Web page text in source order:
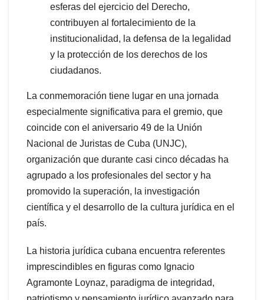
esferas del ejercicio del Derecho,
contribuyen al fortalecimiento de la
institucionalidad, la defensa de la legalidad
y la protección de los derechos de los
ciudadanos.
La conmemoración tiene lugar en una jornada
especialmente significativa para el gremio, que
coincide con el aniversario 49 de la Unión
Nacional de Juristas de Cuba (UNJC),
organización que durante casi cinco décadas ha
agrupado a los profesionales del sector y ha
promovido la superación, la investigación
científica y el desarrollo de la cultura jurídica en el
país.
La historia jurídica cubana encuentra referentes
imprescindibles en figuras como Ignacio
Agramonte Loynaz, paradigma de integridad,